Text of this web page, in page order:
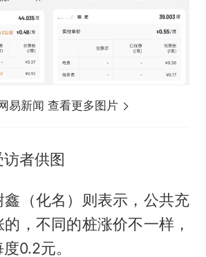
易新闻 查看更多图片
者供图
（化名）则表示，公共充
，不同的桩涨价不一样，
0.2元。